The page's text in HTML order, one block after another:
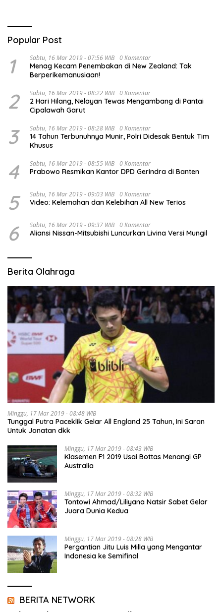
Popular Post
1 Sabtu, 16 Mar 2019 - 07:56 WIB 0 Komentar
Menag Kecam Penembakan di New Zealand: Tak
Berperikemanusiaan!
2 Sabtu, 16 Mar 2019 - 08:22 WIB 0 Komentar
2 Hari Hilang, Nelayan Tewas Mengambang di Pantai
Cipalawah Garut
3 Sabtu, 16 Mar 2019 - 08:28 WIB 0 Komentar
14 Tahun Terbunuhnya Munir, Polri Didesak Bentuk Tim
Khusus
4 Sabtu, 16 Mar 2019 - 08:55 WIB 0 Komentar
Prabowo Resmikan Kantor DPD Gerindra di Banten
5 Sabtu, 16 Mar 2019 - 09:03 WIB 0 Komentar
Video: Kelemahan dan Kelebihan All New Terios
6 Sabtu, 16 Mar 2019 - 09:37 WIB 0 Komentar
Aliansi Nissan-Mitsubishi Luncurkan Livina Versi Mungil
Berita Olahraga
Minggu, 17 Mar 2019 - 08:48 WIB
Tunggal Putra Paceklik Gelar All England 25 Tahun, Ini Saran
Untuk Jonatan dkk
Minggu, 17 Mar 2019 - 08:43 WIB
Klasemen F1 2019 Usai Bottas Menangi GP
Australia
Minggu, 17 Mar 2019 - 08:32 WIB
Tontowi Ahmad/Liliyana Natsir Sabet Gelar
Juara Dunia Kedua
Minggu, 17 Mar 2019 - 08:28 WIB
Pergantian Jitu Luis Milla yang Mengantar
Indonesia ke Semifinal
BERITA NETWORK